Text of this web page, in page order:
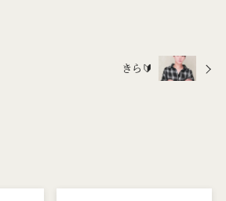
きら🔰